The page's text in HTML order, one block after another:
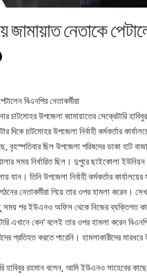
জামায়াত নেতাকে
বিএনপির নেতাকর্মীরা
চাটমোহর উপজেলা জামায়াতের সেক্রেটারি
দিকে চাটমোহর উপজেলা নির্বাহী কর্মকর্তার
বৃহস্পতিবার ছিল উপজেলা পরিষদের ডাকা হাট
সময় নির্ধারিত ছিল। দুপুরে ছাইকোলা
যান। তিনি উপজেলা নির্বাহী কর্মকর্তার কার্যালয়ের
নেতাকর্মীরা গিয়ে তার ওপর হামলা করেন।
সময় পর ইউএনও অফিস থেকে নিজের ব্যক্তিগত
এখানে কেন’ বলেই তার ওপর হামলা করেন
প্রতিহত করতে পারেনি। হামলাকারীদের মারধরে
হাবিবুর রহমান বলেন, আমি ইউএনও সাহেবের